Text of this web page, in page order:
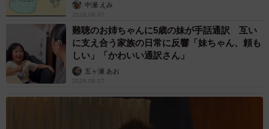
中瀬 えみ
2026.08.07
難聴のお姉ちゃんに5歳の妹が手話通訳 互い
に支え合う家族の日常に反響「妹ちゃん、頼も
しい」「かわいい通訳さん」
五ヶ瀬 あお
2026.08.07